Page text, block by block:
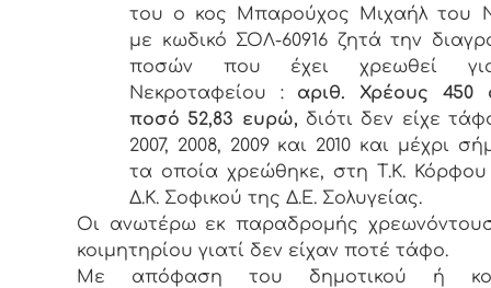
του ο κος Μπαρούχος Μιχαήλ του
με κωδικό ΣΟΛ-60916 ζητά την
ποσών που έχει χρεωθεί
Νεκροταφείου : αριθ. Χρέους 450
ποσό 52,83 ευρώ, διότι δεν είχε
2007, 2008, 2009 και 2010 και μέχρι
τα οποία χρεώθηκε, στη Τ.Κ.
Δ.Κ. Σοφικού της Δ.Ε. Σολυγείας.
Οι ανωτέρω εκ παραδρομής
κοιμητηρίου γιατί δεν είχαν ποτέ τάφο.
Με απόφαση του δημοτικού ή